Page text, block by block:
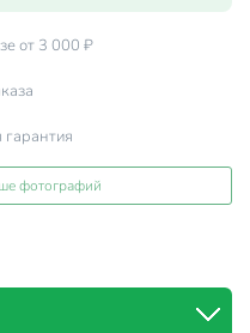
от 3 000 ₽
фотографий